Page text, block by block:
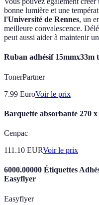
bonne lumière et une
l'Université de Rennes, un
meilleure convalescence.
peut aussi aider à maintenir
Ruban adhésif
TonerPartner
7.99 EuroVoir le prix
Barquette absorbante 270
Cenpac
111.10 EURVoir le prix
6000.00000 Étiquettes
Easyflyer
Easyflyer